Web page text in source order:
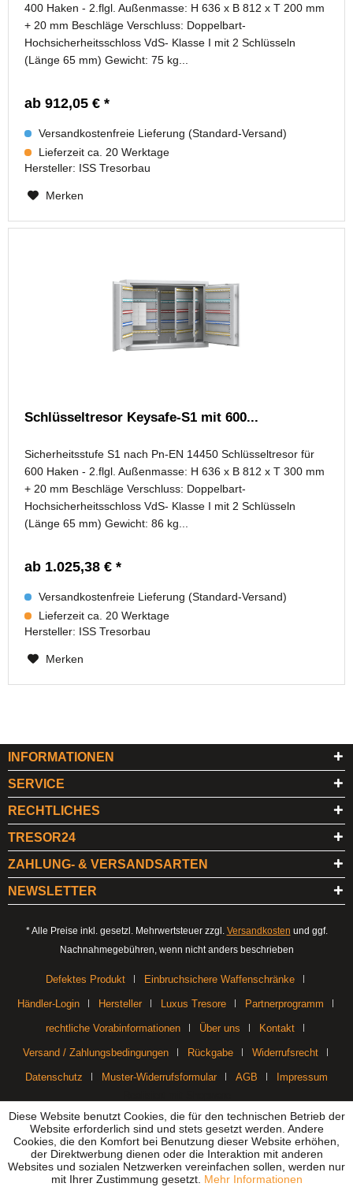
400 Haken - 2.flgl. Außenmasse: H 636 x B 812 x T 200 mm
+ 20 mm Beschläge Verschluss: Doppelbart-
Hochsicherheitsschloss VdS- Klasse I mit 2 Schlüsseln
(Länge 65 mm) Gewicht: 75 kg...
ab 912,05 € *
Versandkostenfreie Lieferung (Standard-Versand)
Lieferzeit ca. 20 Werktage
Hersteller: ISS Tresorbau
Merken
Schlüsseltresor Keysafe-S1 mit 600...
Sicherheitsstufe S1 nach Pn-EN 14450 Schlüsseltresor für
600 Haken - 2.flgl. Außenmasse: H 636 x B 812 x T 300 mm
+ 20 mm Beschläge Verschluss: Doppelbart-
Hochsicherheitsschloss VdS- Klasse I mit 2 Schlüsseln
(Länge 65 mm) Gewicht: 86 kg...
ab 1.025,38 € *
Versandkostenfreie Lieferung (Standard-Versand)
Lieferzeit ca. 20 Werktage
Hersteller: ISS Tresorbau
Merken
INFORMATIONEN
SERVICE
RECHTLICHES
TRESOR24
ZAHLUNG- & VERSANDSARTEN
NEWSLETTER
* Alle Preise inkl. gesetzl. Mehrwertsteuer zzgl. Versandkosten und ggf.
Nachnahmegebühren, wenn nicht anders beschrieben
Defektes Produkt Einbruchsichere Waffenschränke
Händler-Login Hersteller Luxus Tresore Partnerprogramm
rechtliche Vorabinformationen Über uns Kontakt
Versand / Zahlungsbedingungen Rückgabe Widerrufsrecht
Datenschutz Muster-Widerrufsformular AGB
Impressum
Diese Website benutzt Cookies, die für den technischen Betrieb der
Website erforderlich sind und stets gesetzt werden. Andere
Cookies, die den Komfort bei Benutzung dieser Website erhöhen,
der Direktwerbung dienen oder die Interaktion mit anderen
Websites und sozialen Netzwerken vereinfachen sollen, werden nur
mit Ihrer Zustimmung gesetzt. Mehr Informationen